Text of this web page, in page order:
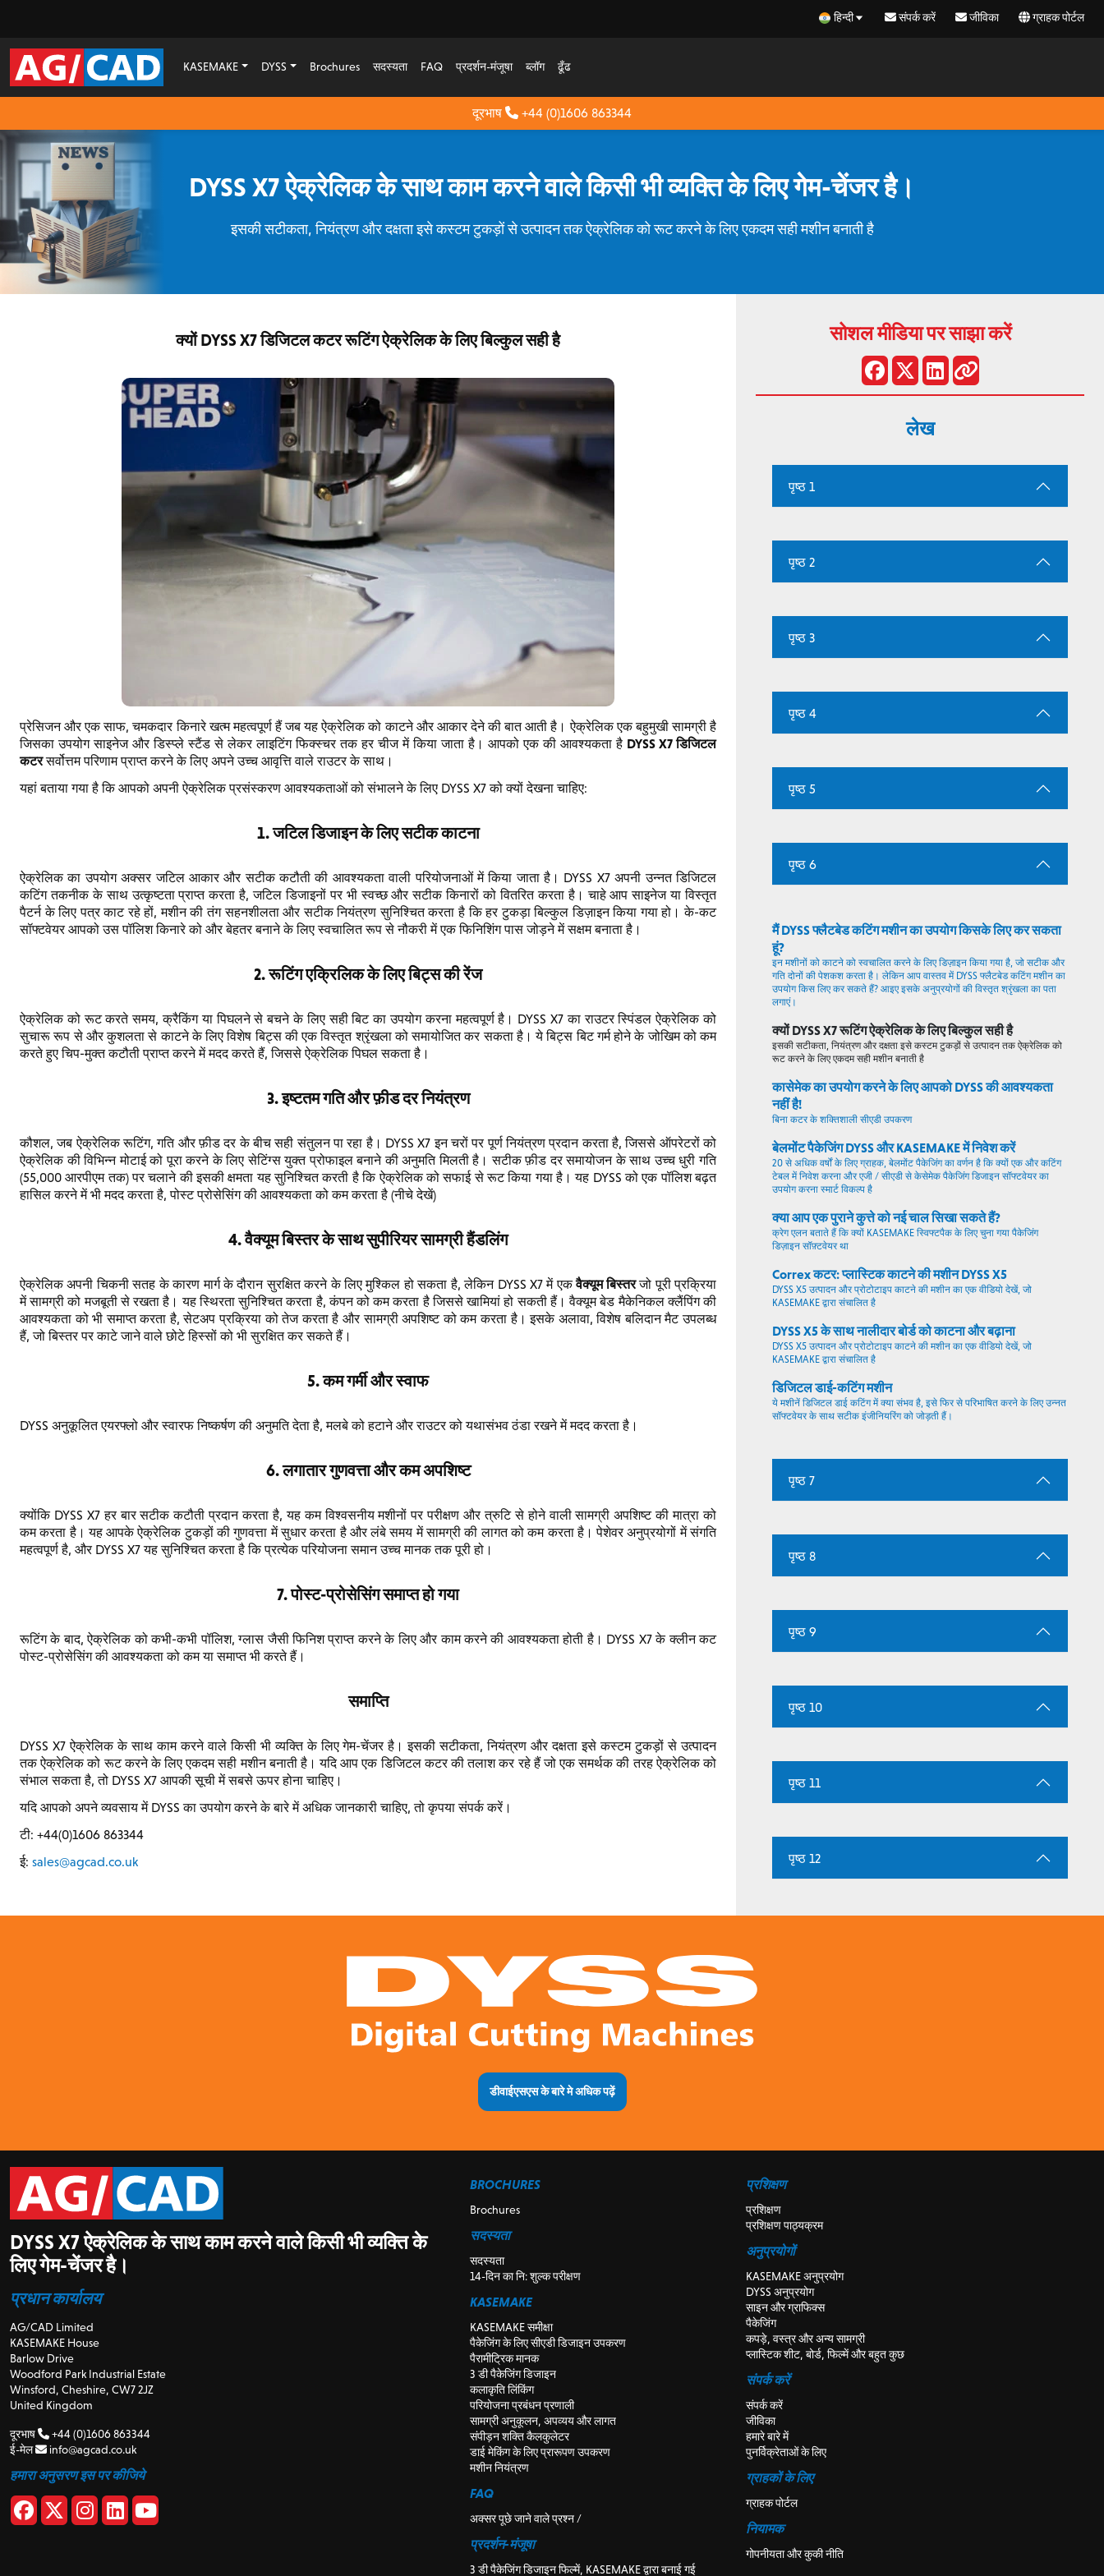
हिन्दी संपर्क करें जीविका ग्राहक पोर्टल
KASEMAKE DYSS Brochures सदस्यता FAQ प्रदर्शन-मंजूषा ब्लॉग ढूँढ
दूरभाष +44 (0)1606 863344
DYSS X7 ऐक्रेलिक के साथ काम करने वाले किसी भी व्यक्ति के लिए गेम-चेंजर है।
इसकी सटीकता, नियंत्रण और दक्षता इसे कस्टम टुकड़ों से उत्पादन तक ऐक्रेलिक को रूट करने के लिए एकदम सही मशीन बनाती है
क्यों DYSS X7 डिजिटल कटर रूटिंग ऐक्रेलिक के लिए बिल्कुल सही है
प्रेसिजन और एक साफ, चमकदार किनारे खत्म महत्वपूर्ण हैं जब यह ऐक्रेलिक को काटने और आकार देने की बात आती है। ऐक्रेलिक एक बहुमुखी सामग्री है
जिसका उपयोग साइनेज और डिस्प्ले स्टैंड से लेकर लाइटिंग फिक्स्चर तक हर चीज में किया जाता है। आपको एक की आवश्यकता है DYSS X7 डिजिटल
कटरसर्वोत्तम परिणाम प्राप्त करने के लिए अपने उच्च आवृत्ति वाले राउटर के साथ।
यहां बताया गया है कि आपको अपनी ऐक्रेलिक प्रसंस्करण आवश्यकताओं को संभालने के लिए DYSS X7 को क्यों देखना चाहिए:
1. जटिल डिजाइन के लिए सटीक काटना
ऐक्रेलिक का उपयोग अक्सर जटिल आकार और सटीक कटौती की आवश्यकता वाली परियोजनाओं में किया जाता है। DYSS X7 अपनी उन्नत डिजिटल
कटिंग तकनीक के साथ उत्कृष्टता प्राप्त करता है, जटिल डिजाइनों पर भी स्वच्छ और सटीक किनारों को वितरित करता है। चाहे आप साइनेज या विस्तृत
पैटर्न के लिए पत्र काट रहे हों, मशीन की तंग सहनशीलता और सटीक नियंत्रण सुनिश्चित करता है कि हर टुकड़ा बिल्कुल डिज़ाइन किया गया हो। के-कट
सॉफ्टवेयर आपको उस पॉलिश किनारे को और बेहतर बनाने के लिए स्वचालित रूप से नौकरी में एक फिनिशिंग पास जोड़ने में सक्षम बनाता है।
2. रूटिंग एक्रिलिक के लिए बिट्स की रेंज
ऐक्रेलिक को रूट करते समय, क्रैकिंग या पिघलने से बचने के लिए सही बिट का उपयोग करना महत्वपूर्ण है। DYSS X7 का राउटर स्पिंडल ऐक्रेलिक को
सुचारू रूप से और कुशलता से काटने के लिए विशेष बिट्स की एक विस्तृत श्रृंखला को समायोजित कर सकता है। ये बिट्स बिट गर्म होने के जोखिम को कम
करते हुए चिप-मुक्त कटौती प्राप्त करने में मदद करते हैं, जिससे ऐक्रेलिक पिघल सकता है।
3. इष्टतम गति और फ़ीड दर नियंत्रण
कौशल, जब ऐक्रेलिक रूटिंग, गति और फ़ीड दर के बीच सही संतुलन पा रहा है। DYSS X7 इन चरों पर पूर्ण नियंत्रण प्रदान करता है, जिससे ऑपरेटरों को
ऐक्रेलिक की विभिन्न मोटाई को पूरा करने के लिए सेटिंग्स युक्त प्रोफाइल बनाने की अनुमति मिलती है। सटीक फ़ीड दर समायोजन के साथ उच्च धुरी गति
(55,000 आरपीएम तक) पर चलाने की इसकी क्षमता यह सुनिश्चित करती है कि ऐक्रेलिक को सफाई से रूट किया गया है। यह DYSS को एक पॉलिश बढ़त
हासिल करने में भी मदद करता है, पोस्ट प्रोसेसिंग की आवश्यकता को कम करता है (नीचे देखें)
4. वैक्यूम बिस्तर के साथ सुपीरियर सामग्री हैंडलिंग
ऐक्रेलिक अपनी चिकनी सतह के कारण मार्ग के दौरान सुरक्षित करने के लिए मुश्किल हो सकता है, लेकिन DYSS X7 में एकवैक्यूम बिस्तरजो पूरी प्रक्रिया
में सामग्री को मजबूती से रखता है। यह स्थिरता सुनिश्चित करता है, कंपन को कम करता है जिससे खामियां हो सकती हैं। वैक्यूम बेड मैकेनिकल क्लैंपिंग की
आवश्यकता को भी समाप्त करता है, सेटअप प्रक्रिया को तेज करता है और सामग्री अपशिष्ट को कम करता है। इसके अलावा, विशेष बलिदान मैट उपलब्ध
हैं, जो बिस्तर पर काटे जाने वाले छोटे हिस्सों को भी सुरक्षित कर सकते हैं।
5. कम गर्मी और स्वाफ
DYSS अनुकूलित एयरफ्लो और स्वारफ निष्कर्षण की अनुमति देता है, मलबे को हटाने और राउटर को यथासंभव ठंडा रखने में मदद करता है।
6. लगातार गुणवत्ता और कम अपशिष्ट
क्योंकि DYSS X7 हर बार सटीक कटौती प्रदान करता है, यह कम विश्वसनीय मशीनों पर परीक्षण और त्रुटि से होने वाली सामग्री अपशिष्ट की मात्रा को
कम करता है। यह आपके ऐक्रेलिक टुकड़ों की गुणवत्ता में सुधार करता है और लंबे समय में सामग्री की लागत को कम करता है। पेशेवर अनुप्रयोगों में संगति
महत्वपूर्ण है, और DYSS X7 यह सुनिश्चित करता है कि प्रत्येक परियोजना समान उच्च मानक तक पूरी हो।
7. पोस्ट-प्रोसेसिंग समाप्त हो गया
रूटिंग के बाद, ऐक्रेलिक को कभी-कभी पॉलिश, ग्लास जैसी फिनिश प्राप्त करने के लिए और काम करने की आवश्यकता होती है। DYSS X7 के क्लीन कट
पोस्ट-प्रोसेसिंग की आवश्यकता को कम या समाप्त भी करते हैं।
समाप्ति
DYSS X7 ऐक्रेलिक के साथ काम करने वाले किसी भी व्यक्ति के लिए गेम-चेंजर है। इसकी सटीकता, नियंत्रण और दक्षता इसे कस्टम टुकड़ों से उत्पादन
तक ऐक्रेलिक को रूट करने के लिए एकदम सही मशीन बनाती है। यदि आप एक डिजिटल कटर की तलाश कर रहे हैं जो एक समर्थक की तरह ऐक्रेलिक को
संभाल सकता है, तो DYSS X7 आपकी सूची में सबसे ऊपर होना चाहिए।
यदि आपको अपने व्यवसाय में DYSS का उपयोग करने के बारे में अधिक जानकारी चाहिए, तो कृपया संपर्क करें।
टी: +44(0)1606 863344
ई: sales@agcad.co.uk
सोशल मीडिया पर साझा करें
लेख
पृष्ठ 1
पृष्ठ 2
पृष्ठ 3
पृष्ठ 4
पृष्ठ 5
पृष्ठ 6
मैं DYSS फ्लैटबेड कटिंग मशीन का उपयोग किसके लिए कर सकता
हूं?
इन मशीनों को काटने को स्वचालित करने के लिए डिज़ाइन किया गया है, जो सटीक और
गति दोनों की पेशकश करता है। लेकिन आप वास्तव में DYSS फ्लैटबेड कटिंग मशीन का
उपयोग किस लिए कर सकते हैं? आइए इसके अनुप्रयोगों की विस्तृत श्रृंखला का पता
लगाएं।
क्यों DYSS X7 रूटिंग ऐक्रेलिक के लिए बिल्कुल सही है
इसकी सटीकता, नियंत्रण और दक्षता इसे कस्टम टुकड़ों से उत्पादन तक ऐक्रेलिक को
रूट करने के लिए एकदम सही मशीन बनाती है
कासेमेक का उपयोग करने के लिए आपको DYSS की आवश्यकता
नहीं है!
बिना कटर के शक्तिशाली सीएडी उपकरण
बेलमोंट पैकेजिंग DYSS और KASEMAKE में निवेश करें
20 से अधिक वर्षों के लिए ग्राहक, बेलमोंट पैकेजिंग का वर्णन है कि क्यों एक और कटिंग
टेबल में निवेश करना और एजी / सीएडी से केसेमेक पैकेजिंग डिजाइन सॉफ्टवेयर का
उपयोग करना स्मार्ट विकल्प है
क्या आप एक पुराने कुत्ते को नई चाल सिखा सकते हैं?
क्रेग एलन बताते हैं कि क्यों KASEMAKE स्विफ्टपैक के लिए चुना गया पैकेजिंग
डिज़ाइन सॉफ़्टवेयर था
Correx कटर: प्लास्टिक काटने की मशीन DYSS X5
DYSS X5 उत्पादन और प्रोटोटाइप काटने की मशीन का एक वीडियो देखें, जो
KASEMAKE द्वारा संचालित है
DYSS X5 के साथ नालीदार बोर्ड को काटना और बढ़ाना
DYSS X5 उत्पादन और प्रोटोटाइप काटने की मशीन का एक वीडियो देखें, जो
KASEMAKE द्वारा संचालित है
डिजिटल डाई-कटिंग मशीन
ये मशीनें डिजिटल डाई कटिंग में क्या संभव है, इसे फिर से परिभाषित करने के लिए उन्नत
सॉफ्टवेयर के साथ सटीक इंजीनियरिंग को जोड़ती हैं।
पृष्ठ 7
पृष्ठ 8
पृष्ठ 9
पृष्ठ 10
पृष्ठ 11
पृष्ठ 12
डीवाईएसएस के बारे मे अधिक पढ़ें
DYSS X7 ऐक्रेलिक के साथ काम करने वाले किसी भी व्यक्ति के
लिए गेम-चेंजर है।
प्रधान कार्यालय
AG/CAD Limited
KASEMAKE House
Barlow Drive
Woodford Park Industrial Estate
Winsford, Cheshire, CW7 2JZ
United Kingdom
दूरभाष
+44 (0)1606 863344
ई-मेल
info@agcad.co.uk
हमारा अनुसरण इस पर कीजिये
BROCHURES
Brochures
सदस्यता
सदस्यता
14-दिन का नि: शुल्क परीक्षण
KASEMAKE
KASEMAKE समीक्षा
पैकेजिंग के लिए सीएडी डिजाइन उपकरण
पैरामीट्रिक मानक
3 डी पैकेजिंग डिजाइन
कलाकृति लिंकिंग
परियोजना प्रबंधन प्रणाली
सामग्री अनुकूलन, अपव्यय और लागत
संपीड़न शक्ति कैलकुलेटर
डाई मेकिंग के लिए प्रारूपण उपकरण
मशीन नियंत्रण
FAQ
अक्सर पूछे जाने वाले प्रश्न /
प्रदर्शन-मंजूषा
3 डी पैकेजिंग डिजाइन फिल्में, KASEMAKE द्वारा बनाई गई
प्रशिक्षण
प्रशिक्षण
प्रशिक्षण पाठ्यक्रम
अनुप्रयोगों
KASEMAKE अनुप्रयोग
DYSS अनुप्रयोग
साइन और ग्राफिक्स
पैकेजिंग
कपड़े, वस्त्र और अन्य सामग्री
प्लास्टिक शीट, बोर्ड, फिल्में और बहुत कुछ
संपर्क करें
संपर्क करें
जीविका
हमारे बारे में
पुनर्विक्रेताओं के लिए
ग्राहकों के लिए
ग्राहक पोर्टल
नियामक
गोपनीयता और कुकी नीति